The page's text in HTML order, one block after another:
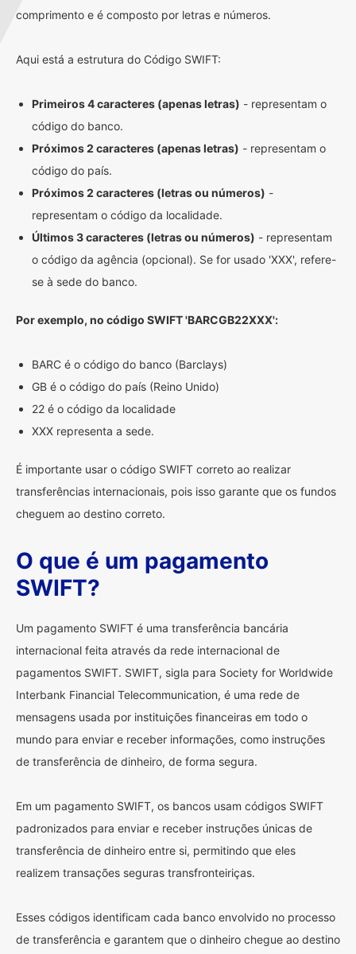
comprimento e é composto por letras e números.
Aqui está a estrutura do Código SWIFT:
Primeiros 4 caracteres (apenas letras) - representam o
código do banco.
Próximos 2 caracteres (apenas letras) - representam o
código do país.
Próximos 2 caracteres (letras ou números) -
representam o código da localidade.
Últimos 3 caracteres (letras ou números) - representam
o código da agência (opcional). Se for usado 'XXX', refere-
se à sede do banco.
Por exemplo, no código SWIFT 'BARCGB22XXX':
BARC é o código do banco (Barclays)
GB é o código do país (Reino Unido)
22 é o código da localidade
XXX representa a sede.
É importante usar o código SWIFT correto ao realizar
transferências internacionais, pois isso garante que os fundos
cheguem ao destino correto.
O que é um pagamento
SWIFT?
Um pagamento SWIFT é uma transferência bancária
internacional feita através da rede internacional de
pagamentos SWIFT. SWIFT, sigla para Society for Worldwide
Interbank Financial Telecommunication, é uma rede de
mensagens usada por instituições financeiras em todo o
mundo para enviar e receber informações, como instruções
de transferência de dinheiro, de forma segura.
Em um pagamento SWIFT, os bancos usam códigos SWIFT
padronizados para enviar e receber instruções únicas de
transferência de dinheiro entre si, permitindo que eles
realizem transações seguras transfronteiriças.
Esses códigos identificam cada banco envolvido no processo
de transferência e garantem que o dinheiro chegue ao destino